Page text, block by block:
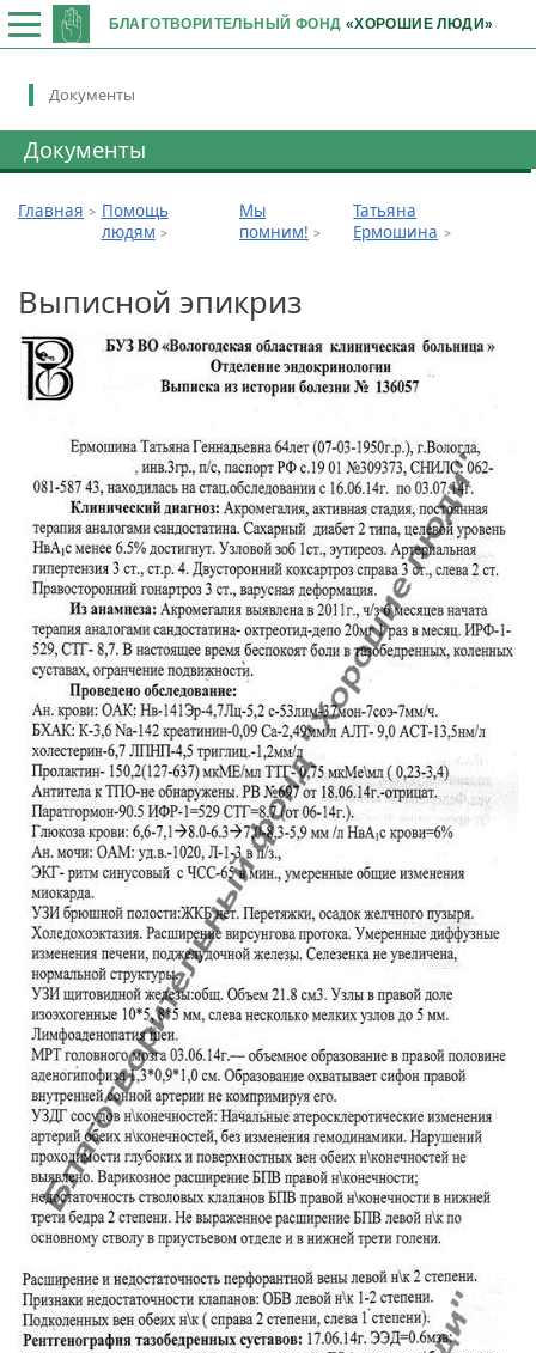
БЛАГОТВОРИТЕЛЬНЫЙ ФОНД «ХОРОШИЕ ЛЮДИ»
Документы
Документы
Главная
Помощь
людям
Мы
помним!
Татьяна
Ермошина
Выписной эпикриз